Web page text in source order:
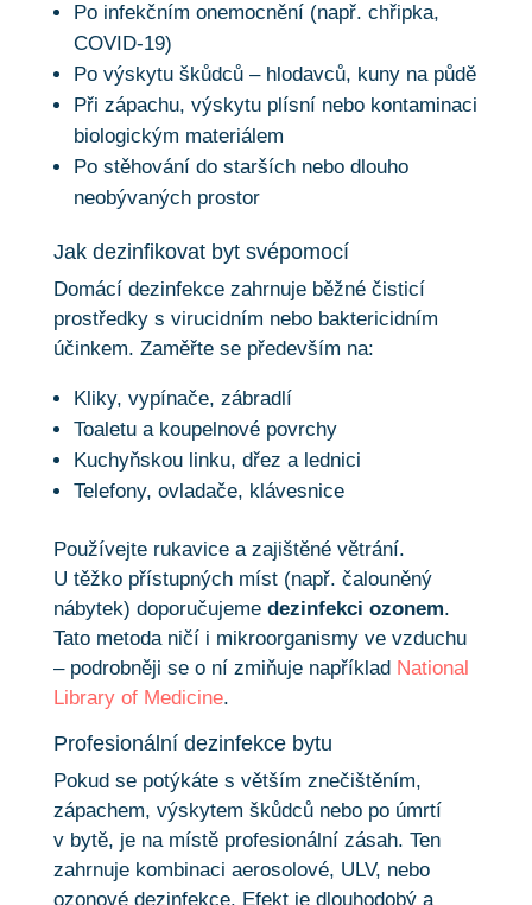
Po infekčním onemocnění (např. chřipka,
COVID-19)
Po výskytu škůdců – hlodavců, kuny na půdě
Při zápachu, výskytu plísní nebo kontaminaci
biologickým materiálem
Po stěhování do starších nebo dlouho
neobývaných prostor
Jak dezinfikovat byt svépomocí
Domácí dezinfekce zahrnuje běžné čisticí
prostředky s virucidním nebo baktericidním
účinkem. Zaměřte se především na:
Kliky, vypínače, zábradlí
Toaletu a koupelnové povrchy
Kuchyňskou linku, dřez a lednici
Telefony, ovladače, klávesnice
Používejte rukavice a zajištěné větrání.
U těžko přístupných míst (např. čalouněný
nábytek) doporučujeme dezinfekci ozonem.
Tato metoda ničí i mikroorganismy ve vzduchu
– podrobněji se o ní zmiňuje například National
Library of Medicine.
Profesionální dezinfekce bytu
Pokud se potýkáte s větším znečištěním,
zápachem, výskytem škůdců nebo po úmrtí
v bytě, je na místě profesionální zásah. Ten
zahrnuje kombinaci aerosolové, ULV, nebo
ozonové dezinfekce. Efekt je dlouhodobý a